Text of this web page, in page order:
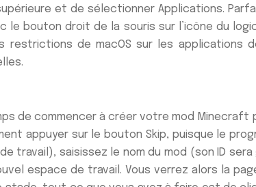
et de sélectionner Applications.
le bouton droit de la souris sur l’icône du
de macOS sur les applications
de commencer à créer votre mod Minecraft
appuyer sur le bouton Skip, puisque le
travail), saisissez le nom du mod (son ID
espace de travail. Vous verrez alors la